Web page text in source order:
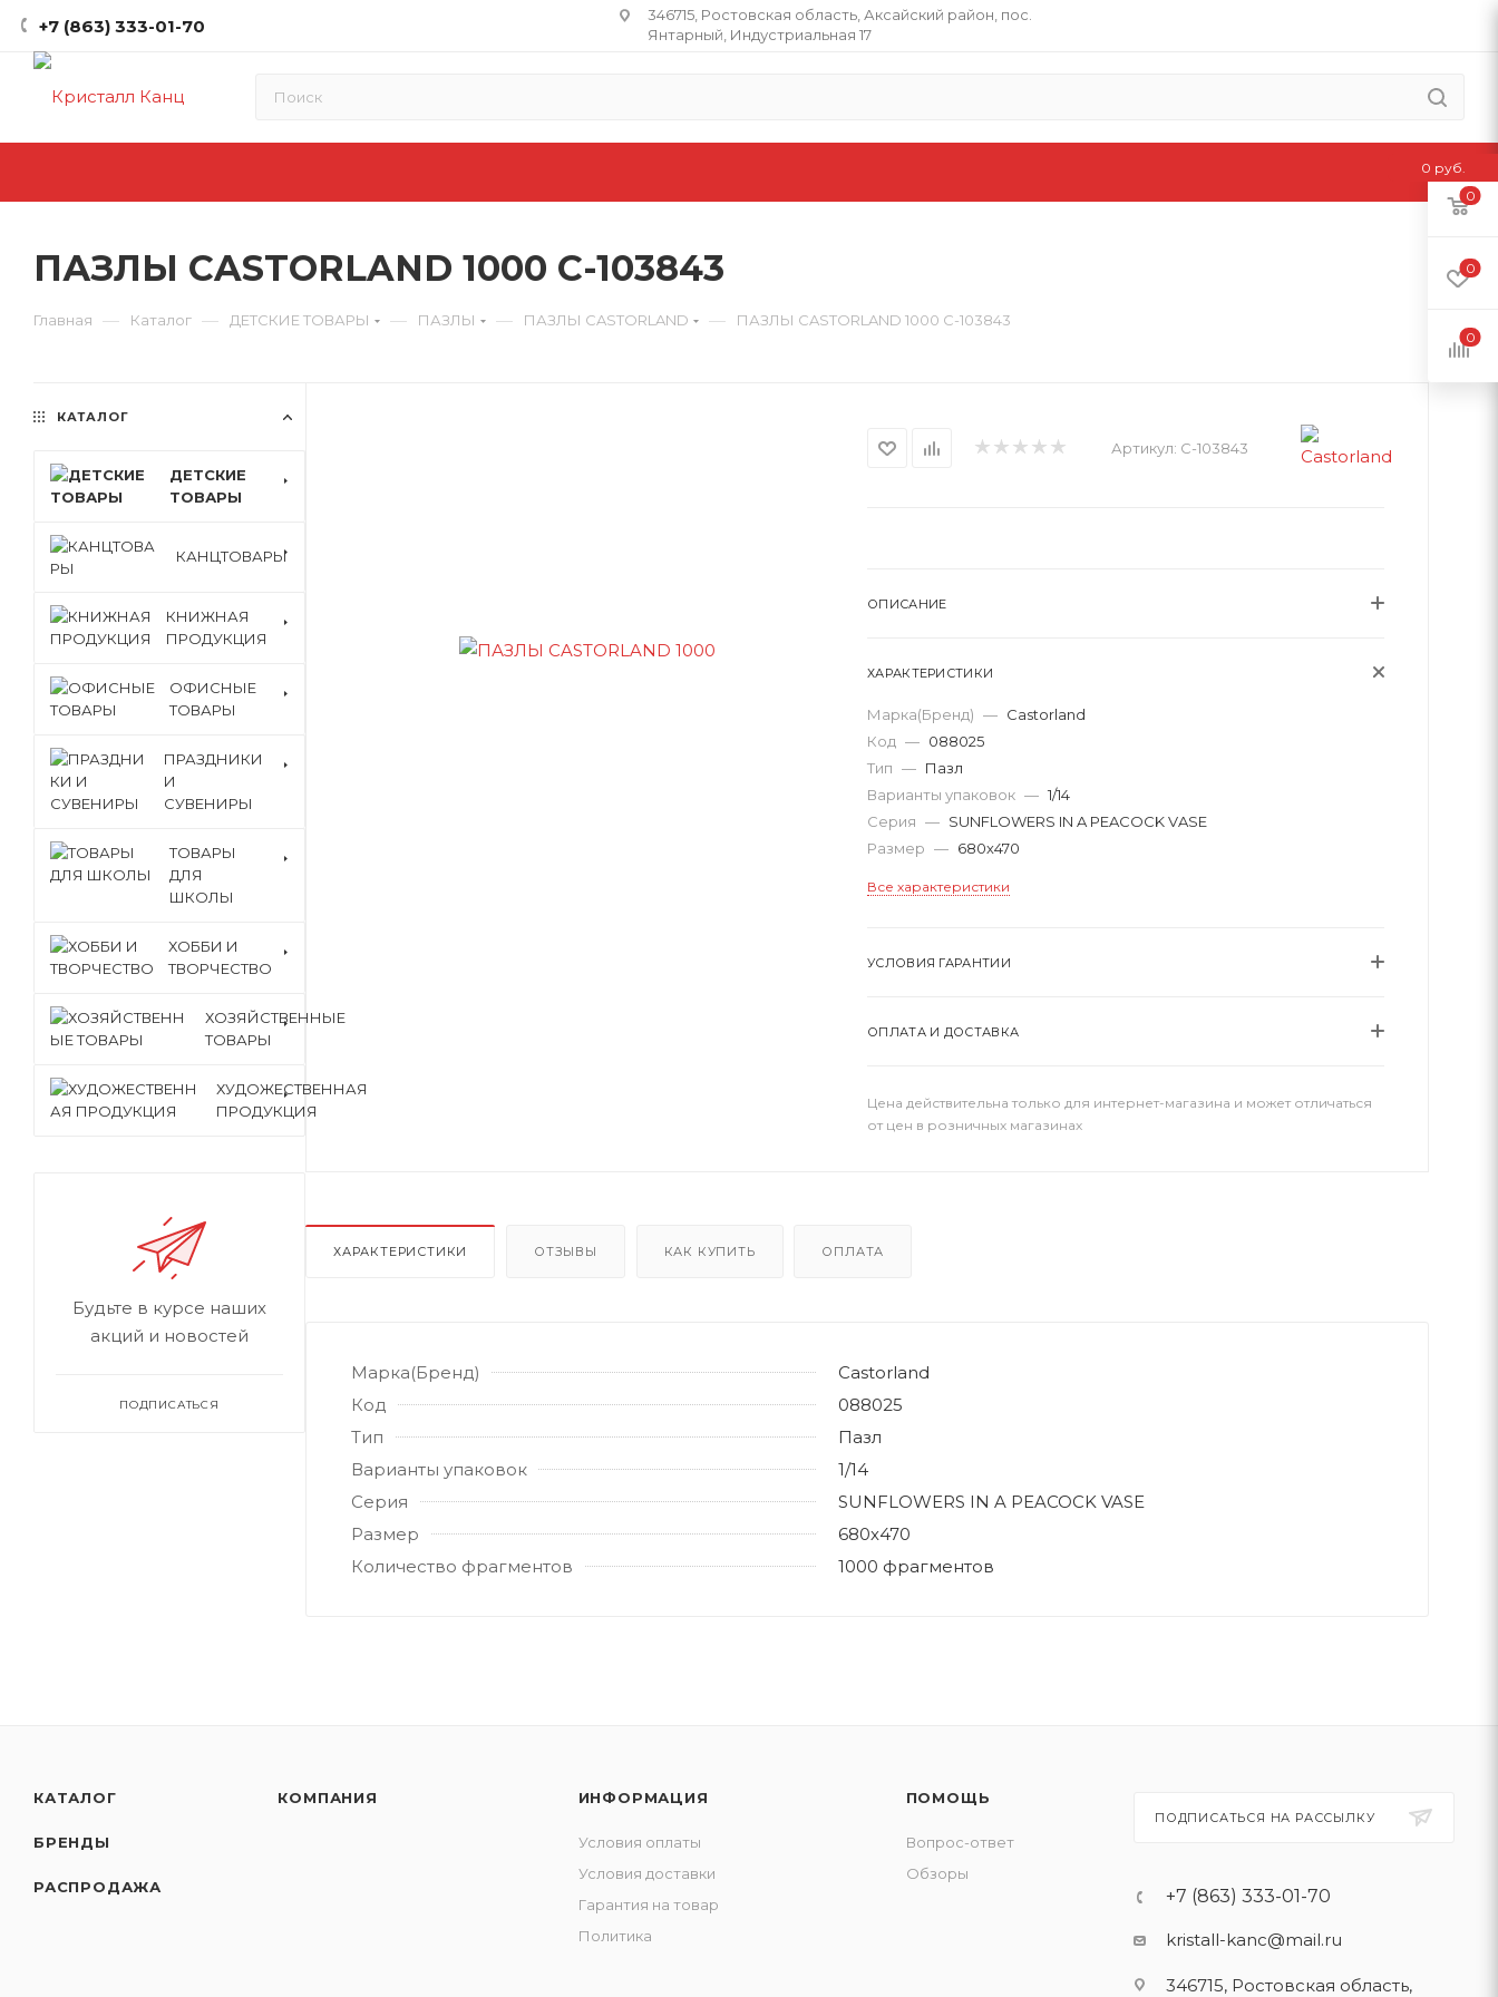
+7 (863) 333-01-70
346715, Ростовская область​, Аксайский район, пос.
Янтарный, Индустриальная 17
ПАЗЛЫ CASTORLAND 1000 C-103843
Главная — Каталог — ДЕТСКИЕ ТОВАРЫ — ПАЗЛЫ — ПАЗЛЫ CASTORLAND — ПАЗЛЫ CASTORLAND 1000 C-103843
Артикул: C-103843
ОПИСАНИЕ
ХАРАКТЕРИСТИКИ
Марка(Бренд) — Castorland
Код — 088025
Тип — Пазл
Варианты упаковок — 1/14
Серия — SUNFLOWERS IN A PEACOCK VASE
Размер — 680х470
Все характеристики
УСЛОВИЯ ГАРАНТИИ
ОПЛАТА И ДОСТАВКА
Цена действительна только для интернет-магазина и может отличаться
от цен в розничных магазинах
ХАРАКТЕРИСТИКИ ОТЗЫВЫ КАК КУПИТЬ ОПЛАТА
Марка(Бренд)
Castorland
Код
088025
Тип
Пазл
Варианты упаковок
1/14
Серия
SUNFLOWERS IN A PEACOCK VASE
Размер
680х470
Количество фрагментов
1000 фрагментов
КАТАЛОГ
ДЕТСКИЕ
ТОВАРЫ
КАНЦТОВАРЫ
КНИЖНАЯ
ПРОДУКЦИЯ
ОФИСНЫЕ
ТОВАРЫ
ПРАЗДНИКИ
И
СУВЕНИРЫ
ТОВАРЫ
ДЛЯ
ШКОЛЫ
ХОББИ И
ТВОРЧЕСТВО
ХОЗЯЙСТВЕННЫЕ
ТОВАРЫ
ХУДОЖЕСТВЕННАЯ
ПРОДУКЦИЯ
Будьте в курсе наших
акций и новостей
ПОДПИСАТЬСЯ
КАТАЛОГ
БРЕНДЫ
РАСПРОДАЖА
КОМПАНИЯ ИНФОРМАЦИЯ
Условия оплаты
Условия доставки
Гарантия на товар
Политика
ПОМОЩЬ
Вопрос-ответ
Обзоры
ПОДПИСАТЬСЯ НА РАССЫЛКУ
+7 (863) 333-01-70
kristall-kanc@mail.ru
346715, Ростовская область​,
0
0
0
0 руб.